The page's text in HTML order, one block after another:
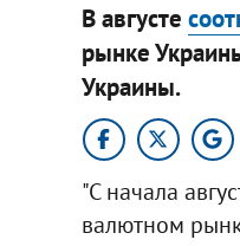
В августе
рынке
Украины.
"С начала
валютном